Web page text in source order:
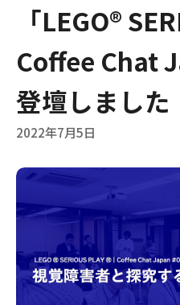
「LEGO®
Coffee Chat
登壇しました
2022年7月5日